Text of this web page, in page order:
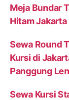
Meja Bundar
Hitam Jakarta
Sewa Round
Kursi di
Panggung
Sewa Kursi